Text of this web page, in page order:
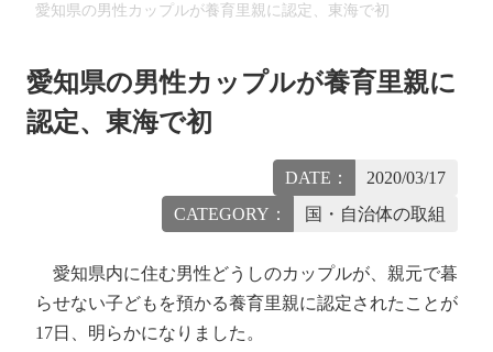
愛知県の男性カップルが養育里親に認定、東海で初
愛知県の男性カップルが養育里親に
認定、東海で初
DATE：
2020/03/17
CATEGORY：
国・自治体の取組
愛知県内に住む男性どうしのカップルが、親元で暮
らせない子どもを預かる養育里親に認定されたことが
17日、明らかになりました。